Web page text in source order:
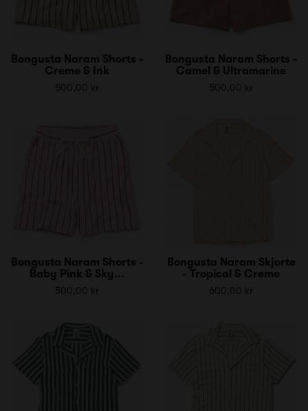
Bongusta Naram Shorts -
Creme & Ink
500,00 kr
Bongusta Naram Shorts -
Camel & Ultramarine
500,00 kr
Bongusta Naram Shorts -
Baby Pink & Sky...
500,00 kr
Bongusta Naram Skjorte
- Tropical & Creme
600,00 kr